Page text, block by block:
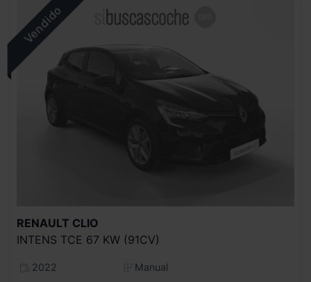
RENAULT CLIO
INTENS TCE 67 KW (91CV)
2022 Manual